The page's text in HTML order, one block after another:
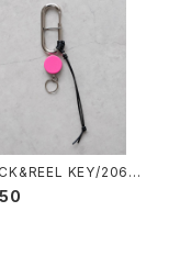
KEY/2060
ロック&リールキー